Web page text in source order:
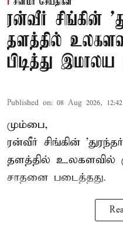
சினிமா செய்திகள்
ரன்வீர் சிங்கின்
தளத்தில்
பிடித்து
Published on: 08 Aug 2026,
மும்பை,
ரன்வீர் சிங்கின்
தளத்தில் உலகளவில்
சாதனை படைத்தது.